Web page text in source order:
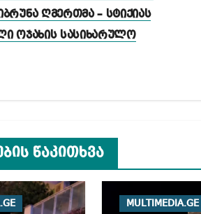
ღმერთმა – სტიქიას
ოჯახის სასიხარულო
წაკითხვა
MULTIMEDIA.GE